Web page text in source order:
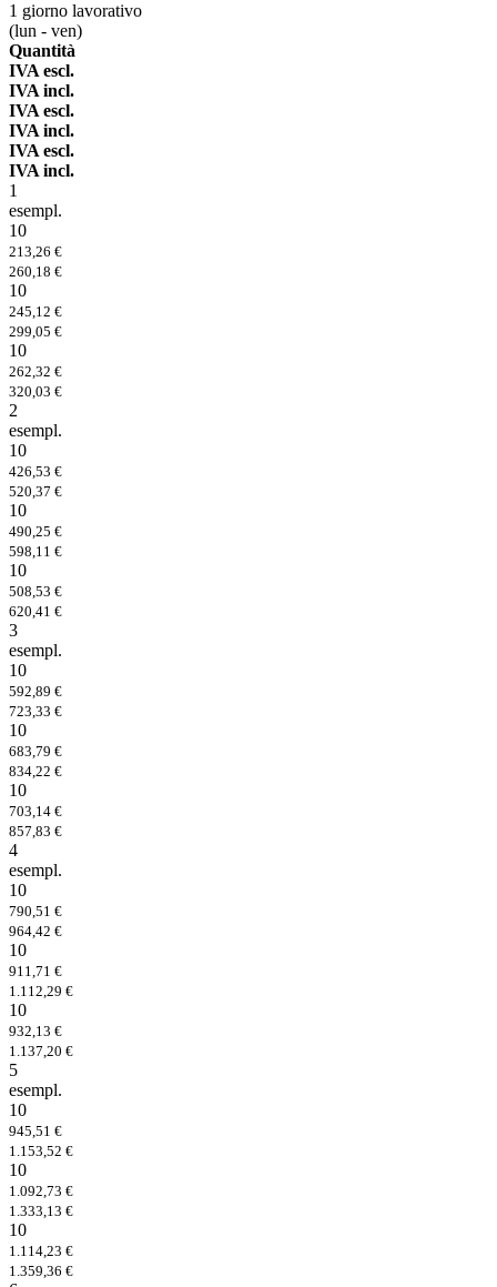
1 giorno lavorativo
(lun - ven)
Quantità
IVA escl.
IVA incl.
IVA escl.
IVA incl.
IVA escl.
IVA incl.
1
esempl.
10
213,26 €
260,18 €
10
245,12 €
299,05 €
10
262,32 €
320,03 €
2
esempl.
10
426,53 €
520,37 €
10
490,25 €
598,11 €
10
508,53 €
620,41 €
3
esempl.
10
592,89 €
723,33 €
10
683,79 €
834,22 €
10
703,14 €
857,83 €
4
esempl.
10
790,51 €
964,42 €
10
911,71 €
1.112,29 €
10
932,13 €
1.137,20 €
5
esempl.
10
945,51 €
1.153,52 €
10
1.092,73 €
1.333,13 €
10
1.114,23 €
1.359,36 €